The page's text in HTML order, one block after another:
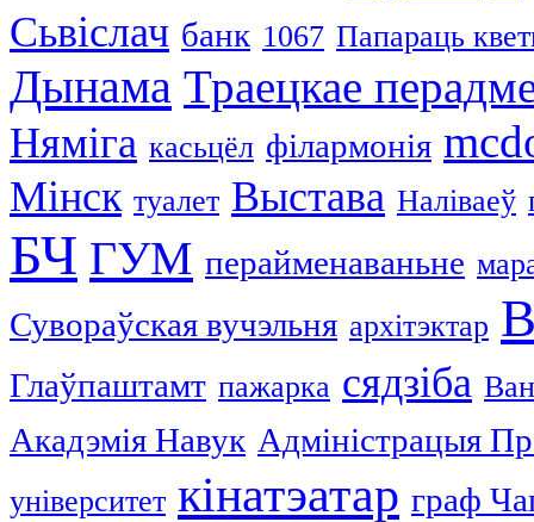
Сьвіслач банк 1067 Папараць
Дынама Траецкае
Няміга касьцёл філармонія
Мінск туалет Выстава Наліваеў
БЧ ГУМ перайменаваньне
Сувораўская вучэльня архітэктар
Глаўпаштамт пажарка сядзіба
Акадэмія Навук Адміністрацыя
університет кінатэатар граф